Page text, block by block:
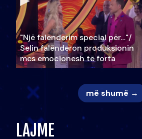
"Një falenderim special për…"/
Selin falënderon produksionin
mes emocionesh të forta
më shumë →
LAJME